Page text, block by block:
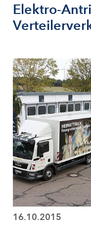
Elektro-
16.10.2015